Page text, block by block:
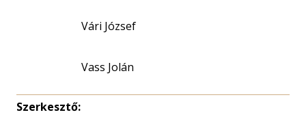
Vári József
Vass Jolán
Szerkesztő: